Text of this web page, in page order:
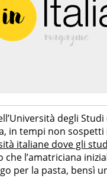
degli
in tempi non
italiane dove gli
che l’amatriciana
per la pasta, bensì